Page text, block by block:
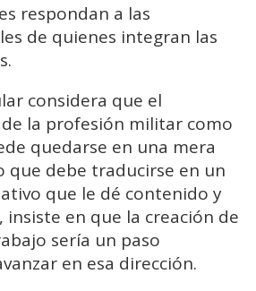
respondan a las
de quienes integran las
considera que el
la profesión militar como
quedarse en una mera
que debe traducirse en un
que le dé contenido y
insiste en que la creación de
sería un paso
en esa dirección.